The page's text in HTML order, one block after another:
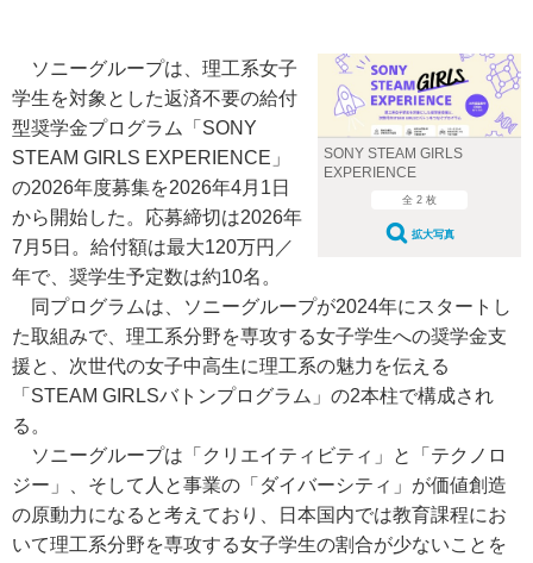
SONY STEAM GIRLS
EXPERIENCE
全 2 枚
拡大写真
ソニーグループは、理工系女子
学生を対象とした返済不要の給付
型奨学金プログラム「SONY
STEAM GIRLS EXPERIENCE」
の2026年度募集を2026年4月1日
から開始した。応募締切は2026年
7月5日。給付額は最大120万円／
年で、奨学生予定数は約10名。
同プログラムは、ソニーグループが2024年にスタートし
た取組みで、理工系分野を専攻する女子学生への奨学金支
援と、次世代の女子中高生に理工系の魅力を伝える
「STEAM GIRLSバトンプログラム」の2本柱で構成され
る。
ソニーグループは「クリエイティビティ」と「テクノロ
ジー」、そして人と事業の「ダイバーシティ」が価値創造
の原動力になると考えており、日本国内では教育課程にお
いて理工系分野を専攻する女子学生の割合が少ないことを